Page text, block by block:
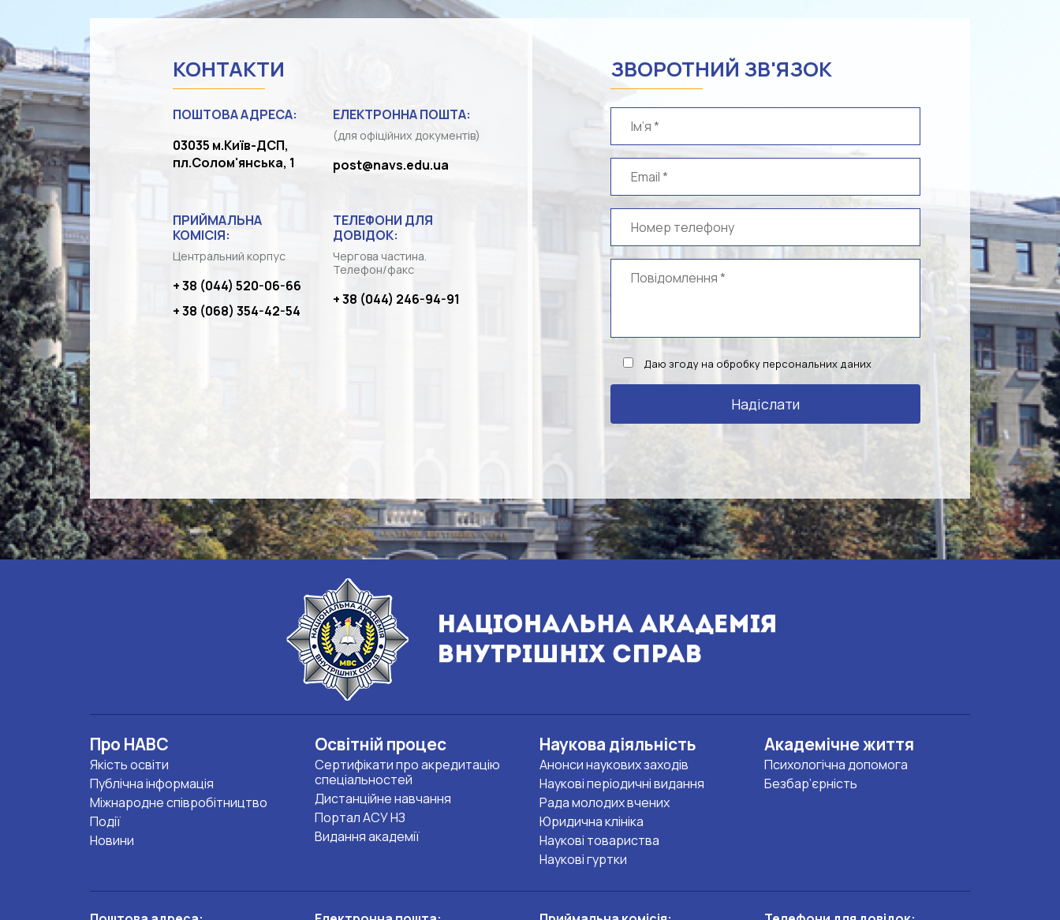
КОНТАКТИ
ПОШТОВА АДРЕСА:
03035 м.Київ-ДСП,
пл.Солом'янська, 1
ЕЛЕКТРОННА ПОШТА:
(для офіційних документів)
post@navs.edu.ua
ПРИЙМАЛЬНА
КОМІСІЯ:
Центральний корпус
+ 38 (044) 520-06-66
+ 38 (068) 354-42-54
ТЕЛЕФОНИ ДЛЯ
ДОВІДОК:
Чергова частина.
Телефон/факс
+ 38 (044) 246-94-91
ЗВОРОТНИЙ ЗВ'ЯЗОК
Даю згоду на обробку персональних даних
Про НАВС
Якість освіти
Публічна інформація
Міжнародне співробітництво
Події
Новини
Освітній процес
Сертифікати про акредитацію
спеціальностей
Дистанційне навчання
Портал АСУ НЗ
Видання академії
Наукова діяльність
Анонси наукових заходів
Наукові періодичні видання
Рада молодих вчених
Юридична клініка
Наукові товариства
Наукові гуртки
Академічне життя
Психологічна допомога
Безбар’єрність